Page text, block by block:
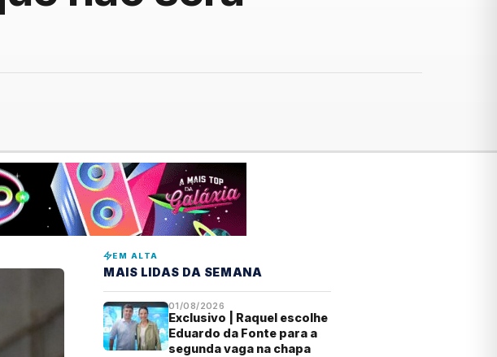
EM ALTA
MAIS LIDAS DA SEMANA
01/08/2026
Exclusivo | Raquel escolhe
Eduardo da Fonte para a
segunda vaga na chapa